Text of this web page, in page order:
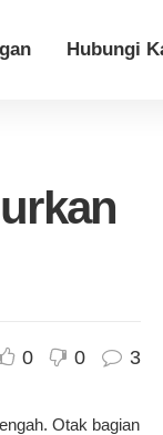
Hubungi
0 0 3
Otak bagian